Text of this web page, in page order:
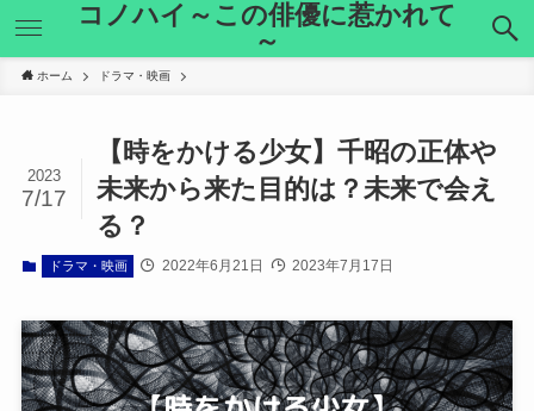
コノハイ～この俳優に惹かれて
～
ホーム ドラマ・映画
【時をかける少女】千昭の正体や
未来から来た目的は？未来で会え
る？
2023
7/17
ドラマ・映画 2022年6月21日 2023年7月17日